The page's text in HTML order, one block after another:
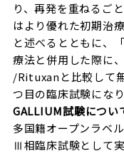
り、再発を重ねるご
はより優れた初期治
と述べるとともに、
療法と併用した際に
/Rituxanと比較して
つ目の臨床試験にな
GALLIUM試験につい
多国籍オープンラベ
Ⅲ相臨床試験として